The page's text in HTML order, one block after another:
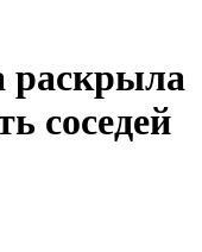
раскрыла
соседей